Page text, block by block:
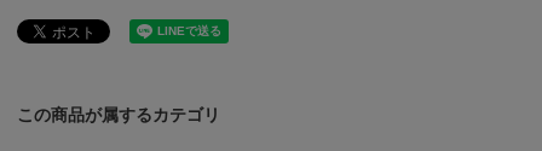
この商品が属するカテゴリ